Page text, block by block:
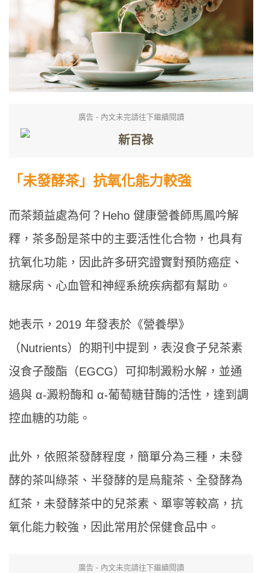
廣告 - 內文未完請往下繼續閱讀
「未發酵茶」抗氧化能力較強
而茶類益處為何？Heho 健康營養師馬鳳吟解
釋，茶多酚是茶中的主要活性化合物，也具有
抗氧化功能，因此許多研究證實對預防癌症、
糖尿病、心血管和神經系統疾病都有幫助。
她表示，2019 年發表於《營養學》
（Nutrients）的期刊中提到，表沒食子兒茶素
沒食子酸酯（EGCG）可抑制澱粉水解，並通
過與 α-澱粉酶和 α-葡萄糖苷酶的活性，達到調
控血糖的功能。
此外，依照茶發酵程度，簡單分為三種，未發
酵的茶叫綠茶、半發酵的是烏龍茶、全發酵為
紅茶，未發酵茶中的兒茶素、單寧等較高，抗
氧化能力較強，因此常用於保健食品中。
廣告 - 內文未完請往下繼續閱讀